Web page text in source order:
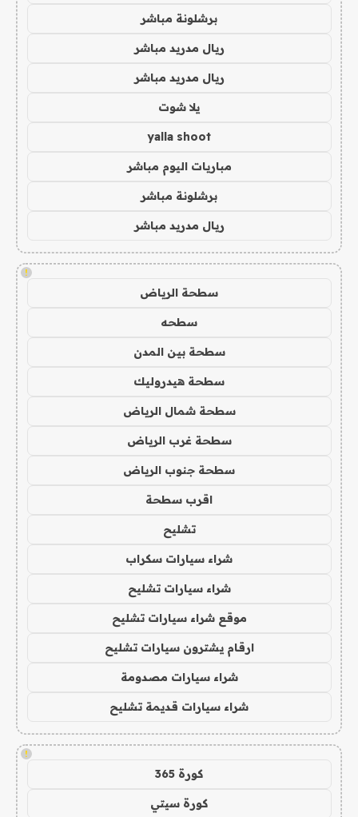
برشلونة مباشر
ريال مدريد مباشر
ريال مدريد مباشر
يلا شوت
yalla shoot
مباريات اليوم مباشر
برشلونة مباشر
ريال مدريد مباشر
!
سطحة الرياض
سطحه
سطحة بين المدن
سطحة هيدروليك
سطحة شمال الرياض
سطحة غرب الرياض
سطحة جنوب الرياض
اقرب سطحة
تشليح
شراء سيارات سكراب
شراء سيارات تشليح
موقع شراء سيارات تشليح
ارقام يشترون سيارات تشليح
شراء سيارات مصدومة
شراء سيارات قديمة تشليح
!
كورة 365
كورة سيتي